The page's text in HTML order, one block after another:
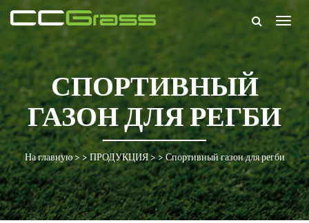
СПОРТИВНЫЙ
ГАЗОН ДЛЯ РЕГБИ
На главную> >ПРОДУКЦИЯ> >Спортивный газон для регби